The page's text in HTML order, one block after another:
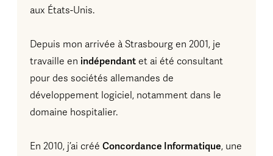
aux États-Unis.
Depuis mon arrivée à Strasbourg en 2001, je
travaille en indépendant et ai été consultant
pour des sociétés allemandes de
développement logiciel, notamment dans le
domaine hospitalier.
En 2010, j’ai créé Concordance Informatique, une